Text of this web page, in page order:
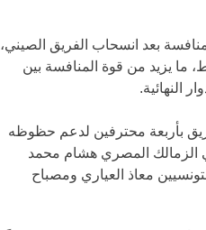
بعد انسحاب الفريق الصيني،
ما يزيد من قوة المنافسة بين
النهائية.
بأربعة محترفين لدعم حظوظه
الزمالك المصري هشام محمد
معاذ العياري ومصباح